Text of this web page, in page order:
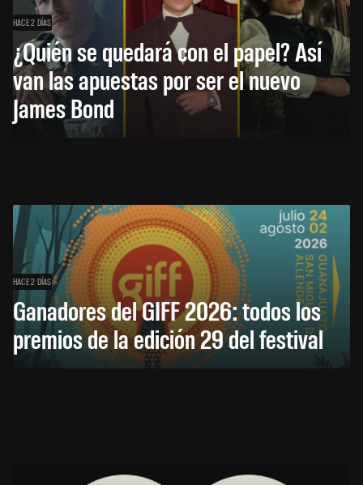
HACE 2 DÍAS
¿Quién se quedará con el papel? Así
van las apuestas por ser el nuevo
James Bond
HACE 2 DÍAS
Ganadores del GIFF 2026: todos los
premios de la edición 29 del festival